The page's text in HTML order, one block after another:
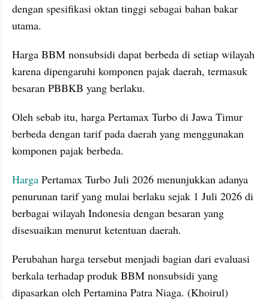
dengan spesifikasi oktan tinggi sebagai bahan bakar
utama.
Harga BBM nonsubsidi dapat berbeda di setiap wilayah
karena dipengaruhi komponen pajak daerah, termasuk
besaran PBBKB yang berlaku.
Oleh sebab itu, harga Pertamax Turbo di Jawa Timur
berbeda dengan tarif pada daerah yang menggunakan
komponen pajak berbeda.
Harga Pertamax Turbo Juli 2026 menunjukkan adanya
penurunan tarif yang mulai berlaku sejak 1 Juli 2026 di
berbagai wilayah Indonesia dengan besaran yang
disesuaikan menurut ketentuan daerah.
Perubahan harga tersebut menjadi bagian dari evaluasi
berkala terhadap produk BBM nonsubsidi yang
dipasarkan oleh Pertamina Patra Niaga. (Khoirul)